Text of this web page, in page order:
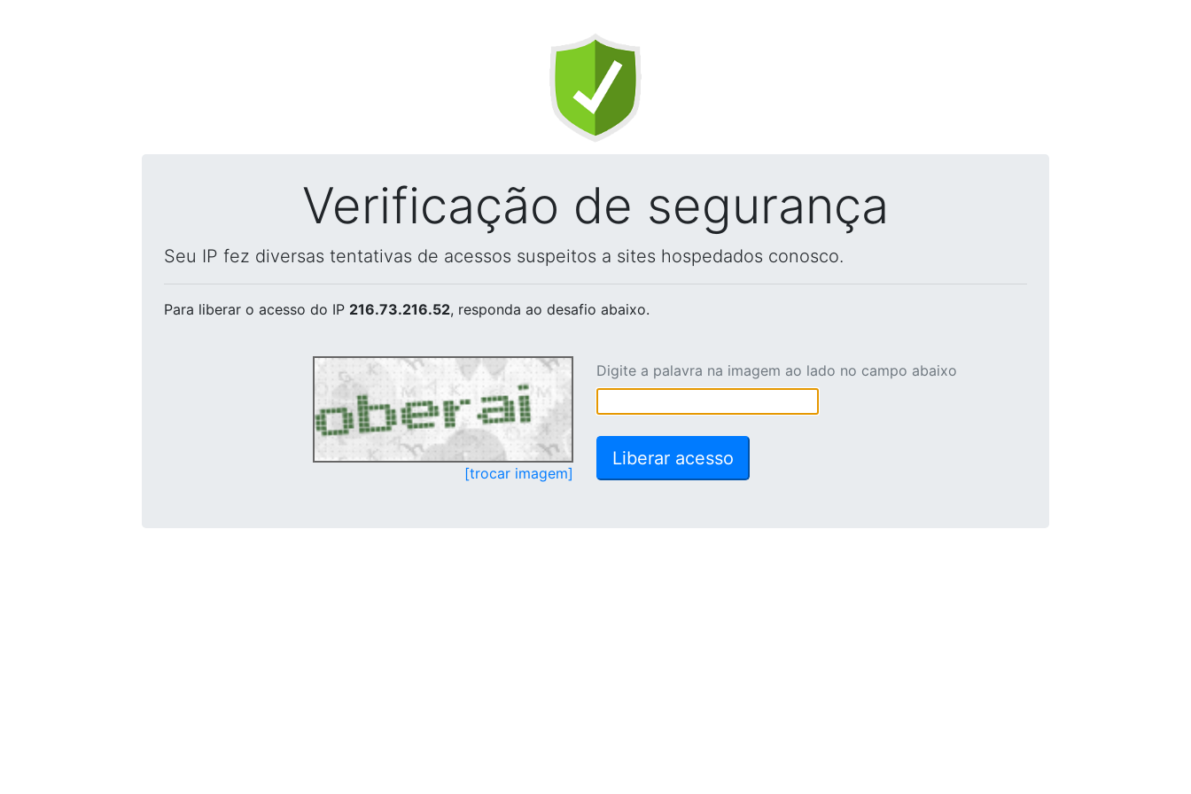
Verificação de segurança
Seu IP fez diversas tentativas de acessos suspeitos a sites hospedados conosco.
Para liberar o acesso do IP 216.73.216.52, responda ao desafio abaixo.
[trocar imagem]
Digite a palavra na imagem ao lado no campo abaixo